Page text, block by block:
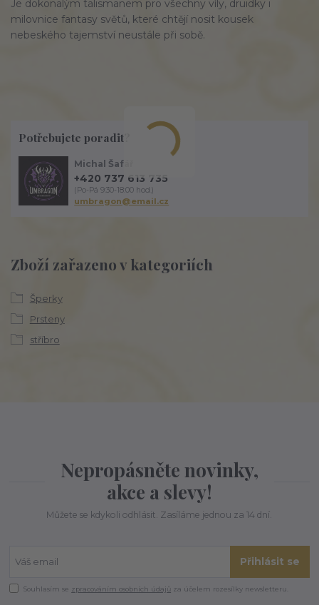
Je dokonalým talismanem pro všechny víly, druidky i
milovnice fantasy světů, které chtějí nosit kousek
nebeského tajemství neustále při sobě.
Zboží zařazeno v kategoriích
Šperky
Prsteny
stříbro
Potřebujete poradit?
Michal Šafář
+420 737 613 735
(Po-Pá 9:30-18:00 hod.)
umbragon@email.cz
Nepropásněte novinky,
akce a slevy!
Můžete se kdykoli odhlásit. Zasíláme jednou za 14 dní.
Přihlásit se
Souhlasím se zpracováním osobních údajů za účelem rozesílky newsletteru.